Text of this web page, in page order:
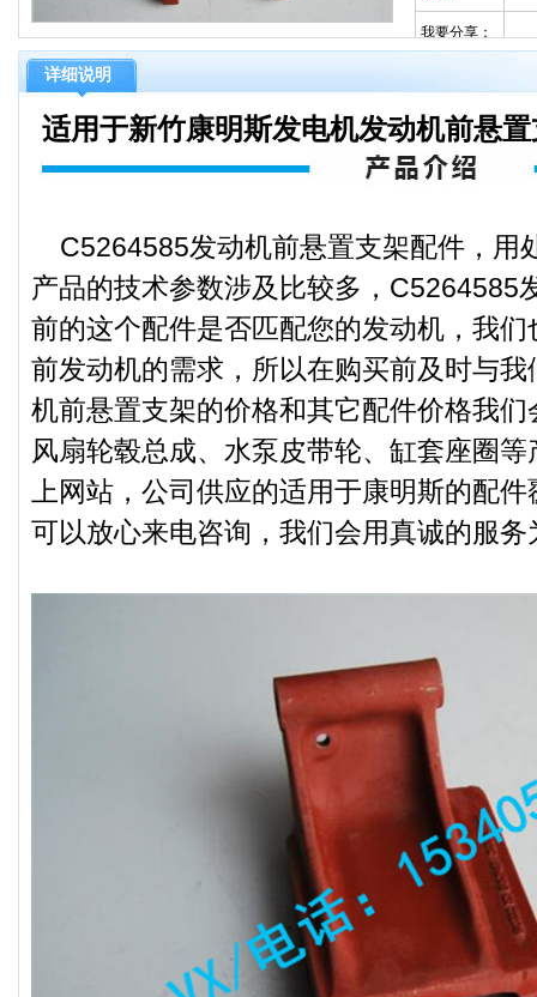
我要分享：
详细说明
适用于新竹康明斯发电机发动机前悬
C5264585发动机前悬置支架配件，用
产品的技术参数涉及比较多，C5264585
前的这个配件是否匹配您的发动机，我
前发动机的需求，所以在购买前及时与
机前悬置支架的价格和其它配件价格我
风扇轮毂总成、水泵皮带轮、缸套座圈
上网站，公司供应的适用于康明斯的配
可以放心来电咨询，我们会用真诚的服